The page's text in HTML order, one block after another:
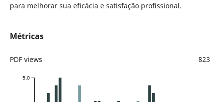
para melhorar sua eficácia e satisfação profissional.
Métricas
PDF views 823
5.0